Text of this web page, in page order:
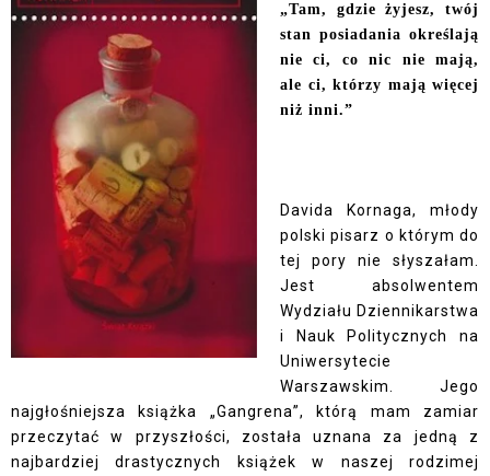
„Tam, gdzie żyjesz, twój
stan posiadania określają
nie ci, co nic nie mają,
ale ci, którzy mają więcej
niż inni.”
Davida Kornaga, młody
polski pisarz o którym do
tej pory nie słyszałam.
Jest absolwentem
Wydziału Dziennikarstwa
i Nauk Politycznych na
Uniwersytecie
Warszawskim. Jego
najgłośniejsza książka „Gangrena”, którą mam zamiar
przeczytać w przyszłości, została uznana za jedną z
najbardziej drastycznych książek w naszej rodzimej